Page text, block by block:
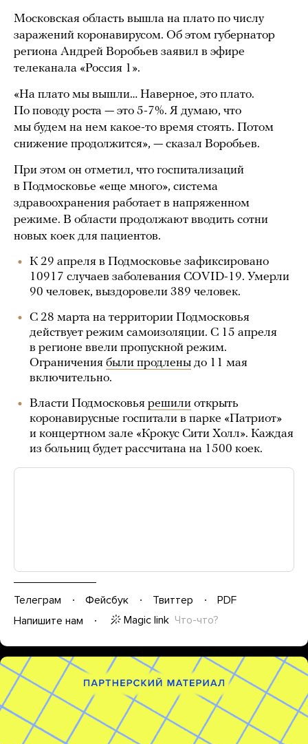
Московская область вышла на плато по числу
заражений коронавирусом. Об этом губернатор
региона Андрей Воробьев заявил в эфире
телеканала «Россия 1».
«На плато мы вышли… Наверное, это плато.
По поводу роста — это 5-7%. Я думаю, что
мы будем на нем какое-то время стоять. Потом
снижение продолжится», — сказал Воробьев.
При этом он отметил, что госпитализаций
в Подмосковье «еще много», система
здравоохранения работает в напряженном
режиме. В области продолжают вводить сотни
новых коек для пациентов.
К 29 апреля в Подмосковье зафиксировано
10917 случаев заболевания COVID-19. Умерли
90 человек, выздоровели 389 человек.
С 28 марта на территории Подмосковья
действует режим самоизоляции. С 15 апреля
в регионе ввели пропускной режим.
Ограничения были продлены до 11 мая
включительно.
Власти Подмосковья решили открыть
коронавирусные госпитали в парке «Патриот»
и концертном зале «Крокус Сити Холл». Каждая
из больниц будет рассчитана на 1500 коек.
Телеграм Фейсбук Твиттер
PDF
Напишите нам
Magic link Что-что?